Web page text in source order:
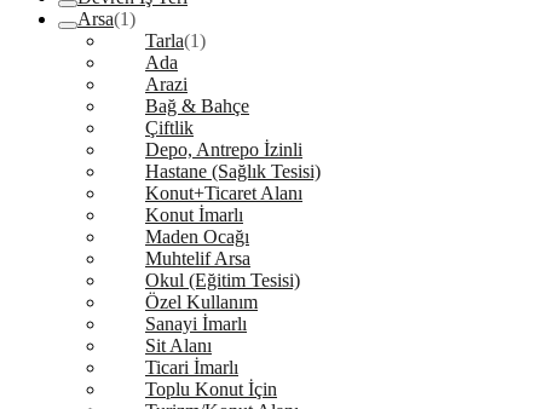
Arsa(1)
Tarla(1)
Ada
Arazi
Bağ & Bahçe
Çiftlik
Depo, Antrepo İzinli
Hastane (Sağlık Tesisi)
Konut+Ticaret Alanı
Konut İmarlı
Maden Ocağı
Muhtelif Arsa
Okul (Eğitim Tesisi)
Özel Kullanım
Sanayi İmarlı
Sit Alanı
Ticari İmarlı
Toplu Konut İçin